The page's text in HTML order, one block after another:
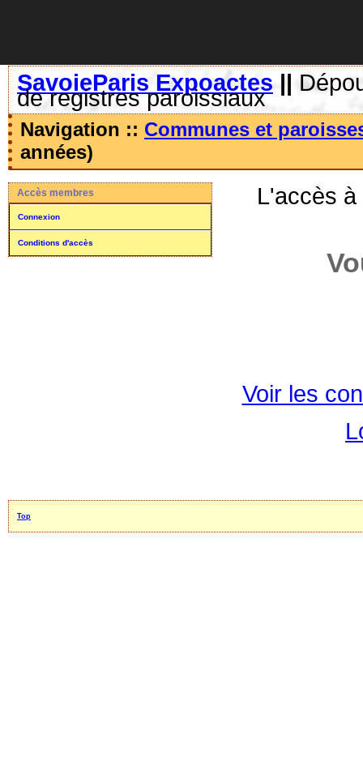
SavoieParis Expoactes ||
de registres paroissiaux
Navigation :: Communes et
années)
Accès membres
Connexion
Conditions d'accès
L'accès
Voir les
Top